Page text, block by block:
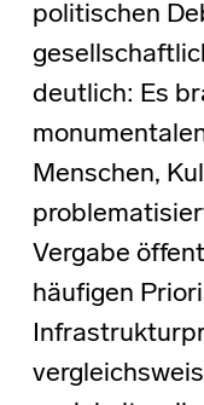
politischen
deutlich: Es
Menschen,
Vergabe
häufigen